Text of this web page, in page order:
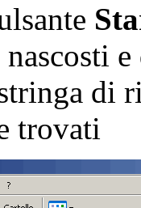
di
trovati